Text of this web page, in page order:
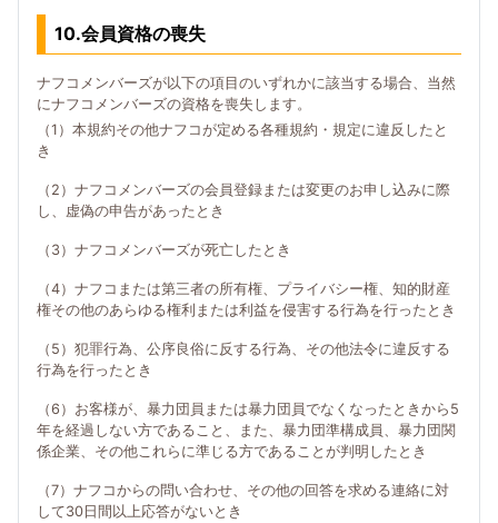
10.会員資格の喪失
ナフコメンバーズが以下の項目のいずれかに該当する場合、当然
にナフコメンバーズの資格を喪失します。
（1）本規約その他ナフコが定める各種規約・規定に違反したと
き
（2）ナフコメンバーズの会員登録または変更のお申し込みに際
し、虚偽の申告があったとき
（3）ナフコメンバーズが死亡したとき
（4）ナフコまたは第三者の所有権、プライバシー権、知的財産
権その他のあらゆる権利または利益を侵害する行為を行ったとき
（5）犯罪行為、公序良俗に反する行為、その他法令に違反する
行為を行ったとき
（6）お客様が、暴力団員または暴力団員でなくなったときから5
年を経過しない方であること、また、暴力団準構成員、暴力団関
係企業、その他これらに準じる方であることが判明したとき
（7）ナフコからの問い合わせ、その他の回答を求める連絡に対
して30日間以上応答がないとき